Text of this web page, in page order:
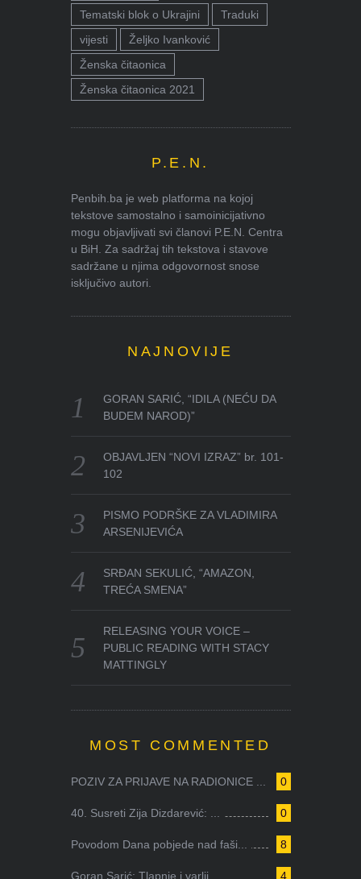
Tematski blok o Ukrajini
Traduki
vijesti
Željko Ivanković
Ženska čitaonica
Ženska čitaonica 2021
P.E.N.
Penbih.ba je web platforma na kojoj
tekstove samostalno i samoinicijativno
mogu objavljivati svi članovi P.E.N. Centra
u BiH. Za sadržaj tih tekstova i stavove
sadržane u njima odgovornost snose
isključivo autori.
NAJNOVIJE
GORAN SARIĆ, “IDILA (NEĆU DA
BUDEM NAROD)”
OBJAVLJEN “NOVI IZRAZ” br. 101-
102
PISMO PODRŠKE ZA VLADIMIRA
ARSENIJEVIĆA
SRĐAN SEKULIĆ, “AMAZON,
TREĆA SMENA”
RELEASING YOUR VOICE –
PUBLIC READING WITH STACY
MATTINGLY
MOST COMMENTED
0
POZIV ZA PRIJAVE NA RADIONICE ...
0
40. Susreti Zija Dizdarević: ...
8
Povodom Dana pobjede nad faši...
4
Goran Sarić: Tlapnje i varlji...